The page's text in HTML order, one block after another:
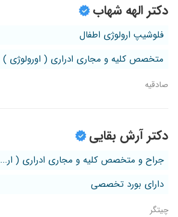
دکتر الهه شهاب
فلوشیپ ارولوژی اطفال
متخصص کلیه و مجاری ادراری ( اورولوژی )
صادقیه
دکتر آرش بقایی
جراح و متخصص کلیه و مجاری ادراری ( ار...
دارای بورد تخصصی
چیتگر